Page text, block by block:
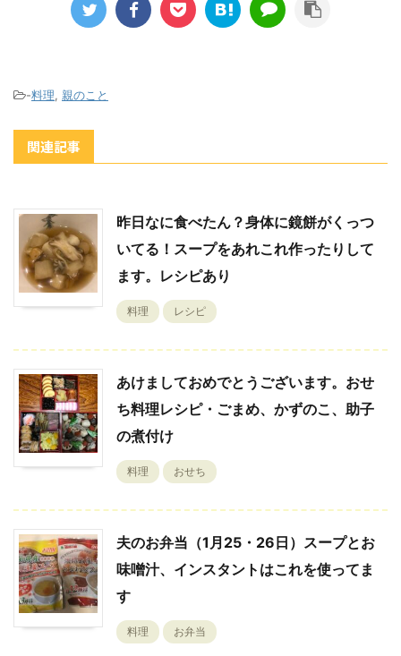
-料理, 親のこと
関連記事
昨日なに食べたん？身体に鏡餅がくっつ
いてる！スープをあれこれ作ったりして
ます。レシピあり
料理 レシピ
あけましておめでとうございます。おせ
ち料理レシピ・ごまめ、かずのこ、助子
の煮付け
料理 おせち
夫のお弁当（1月25・26日）スープとお
味噌汁、インスタントはこれを使ってま
す
料理 お弁当